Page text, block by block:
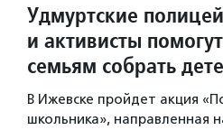
Удмуртские
и активисты
семьям собрать
В Ижевске пройдет акция
школьника», направленная